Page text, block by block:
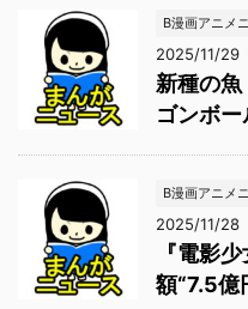
B漫画アニメ
2025/11/29
新種の
ゴンボー
B漫画アニメ
2025/11/28
『電影
額“7.5億